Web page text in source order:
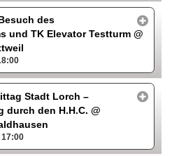
des
und TK Elevator Testturm@
Stadt Lorch –
durch den H.H.C.@
17:00